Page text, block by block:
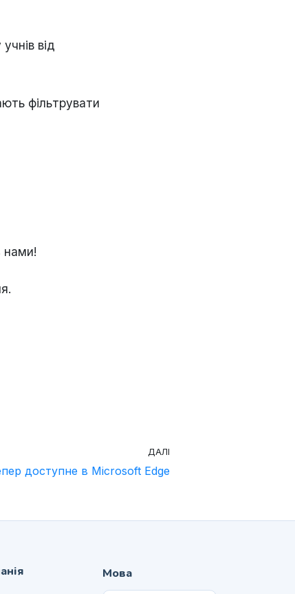
від
фільтрувати
нами!
ДАЛІ
доступне в Microsoft Edge
Мова